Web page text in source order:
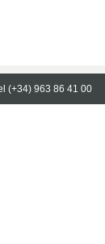
(+34) 963 86 41 00